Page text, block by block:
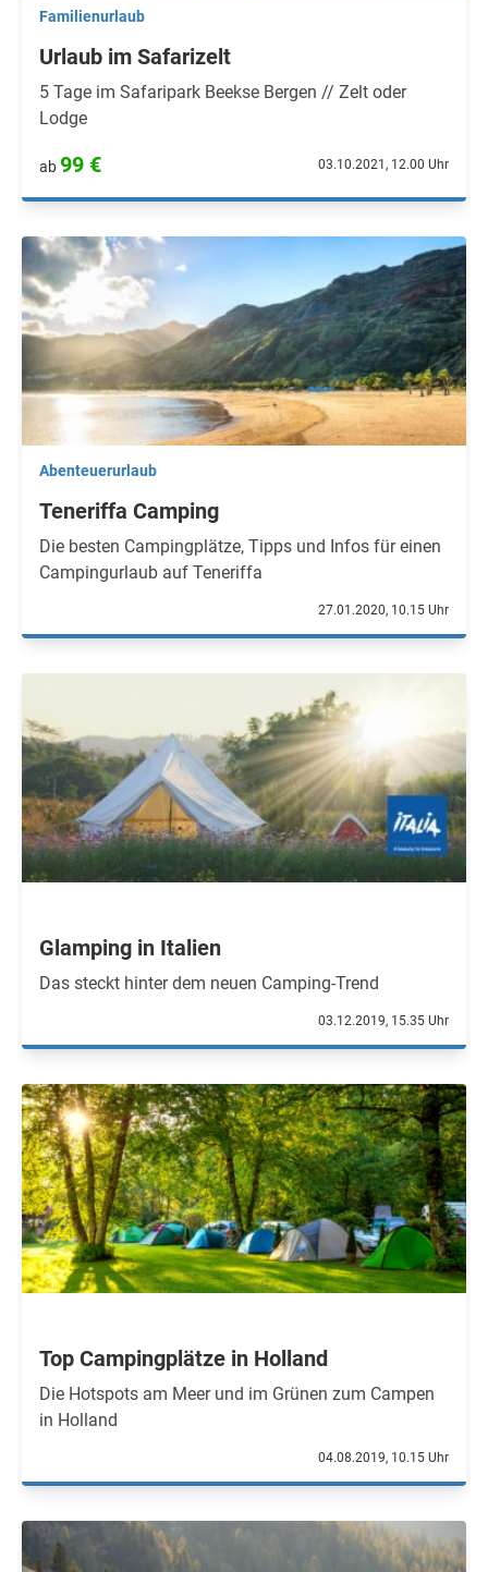
Familienurlaub
Urlaub im Safarizelt
5 Tage im Safaripark Beekse Bergen // Zelt oder
Lodge
ab99 € 03.10.2021, 12.00 Uhr
Abenteuerurlaub
Teneriffa Camping
Die besten Campingplätze, Tipps und Infos für einen
Campingurlaub auf Teneriffa
27.01.2020, 10.15 Uhr
Glamping in Italien
Das steckt hinter dem neuen Camping-Trend
03.12.2019, 15.35 Uhr
Top Campingplätze in Holland
Die Hotspots am Meer und im Grünen zum Campen
in Holland
04.08.2019, 10.15 Uhr